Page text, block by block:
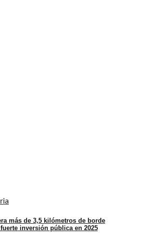
más de 3,5 kilómetros de borde
inversión pública en 2025